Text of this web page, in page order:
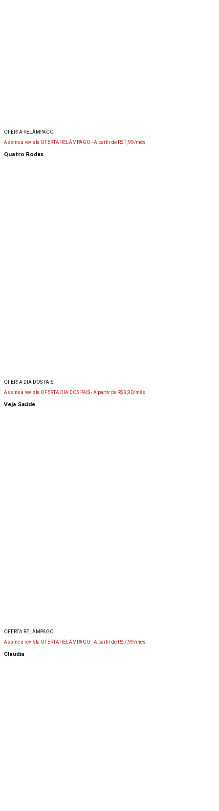
OFERTA RELÂMPAGO
Assine a revista OFERTA RELÂMPAGO -A partir de R$ 1,99/mês
Quatro Rodas
OFERTA DIA DOS PAIS
Assine a revista OFERTA DIA DOS PAIS -A partir de R$ 9,90/mês
Veja Saúde
OFERTA RELÂMPAGO
Assine a revista OFERTA RELÂMPAGO -A partir de R$ 7,99/mês
Claudia